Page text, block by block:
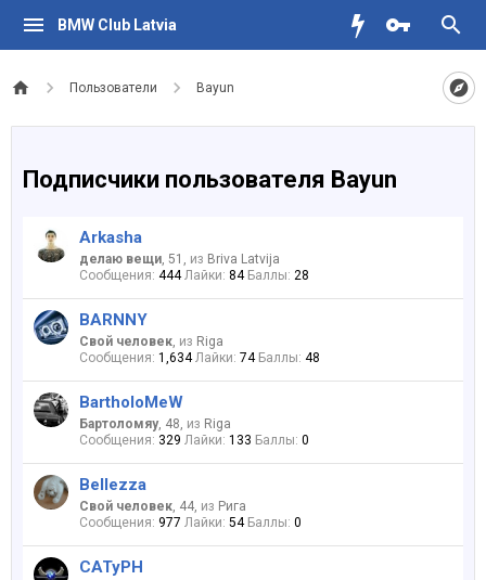
BMW Club Latvia
Пользователи Bayun
Подписчики пользователя Bayun
Arkasha
делаю вещи, 51, из Briva Latvija
Сообщения: 444 Лайки: 84 Баллы: 28
BARNNY
Свой человек, из Riga
Сообщения: 1,634 Лайки: 74 Баллы: 48
BartholoMeW
Бартоломяу, 48, из Riga
Сообщения: 329 Лайки: 133 Баллы: 0
Bellezza
Свой человек, 44, из Рига
Сообщения: 977 Лайки: 54 Баллы: 0
CATyPH